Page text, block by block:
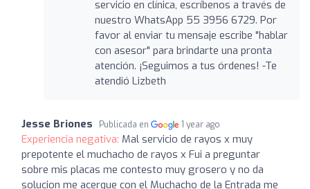
servicio en clínica, escríbenos a través de
nuestro WhatsApp 55 3956 6729. Por
favor al enviar tu mensaje escribe "hablar
con asesor" para brindarte una pronta
atención. ¡Seguimos a tus órdenes! -Te
atendió Lizbeth
Jesse Briones Publicada en 1 year ago
Experiencia negativa: Mal servicio de rayos x muy
prepotente el muchacho de rayos x Fui a preguntar
sobre mis placas me contesto muy grosero y no da
solucion me acerque con el Muchacho de la Entrada me